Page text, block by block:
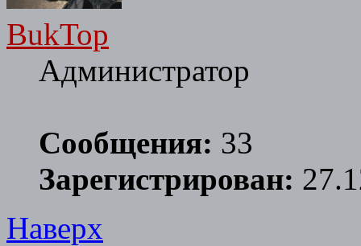
BukTop
Администратор
Сообщения: 33
Зарегистрирован:
Наверх